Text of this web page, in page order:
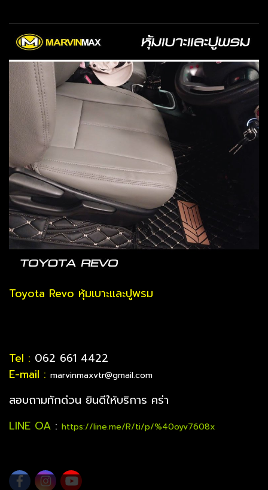
Toyota Revo หุ้มเบาะและปูพรม
Tel : 062 661 4422
E-mail : marvinmaxvtr@gmail.com
สอบถามทักด่วน ยินดีให้บริการ คร่า
LINE OA : https://line.me/R/ti/p/%40oyv7608x